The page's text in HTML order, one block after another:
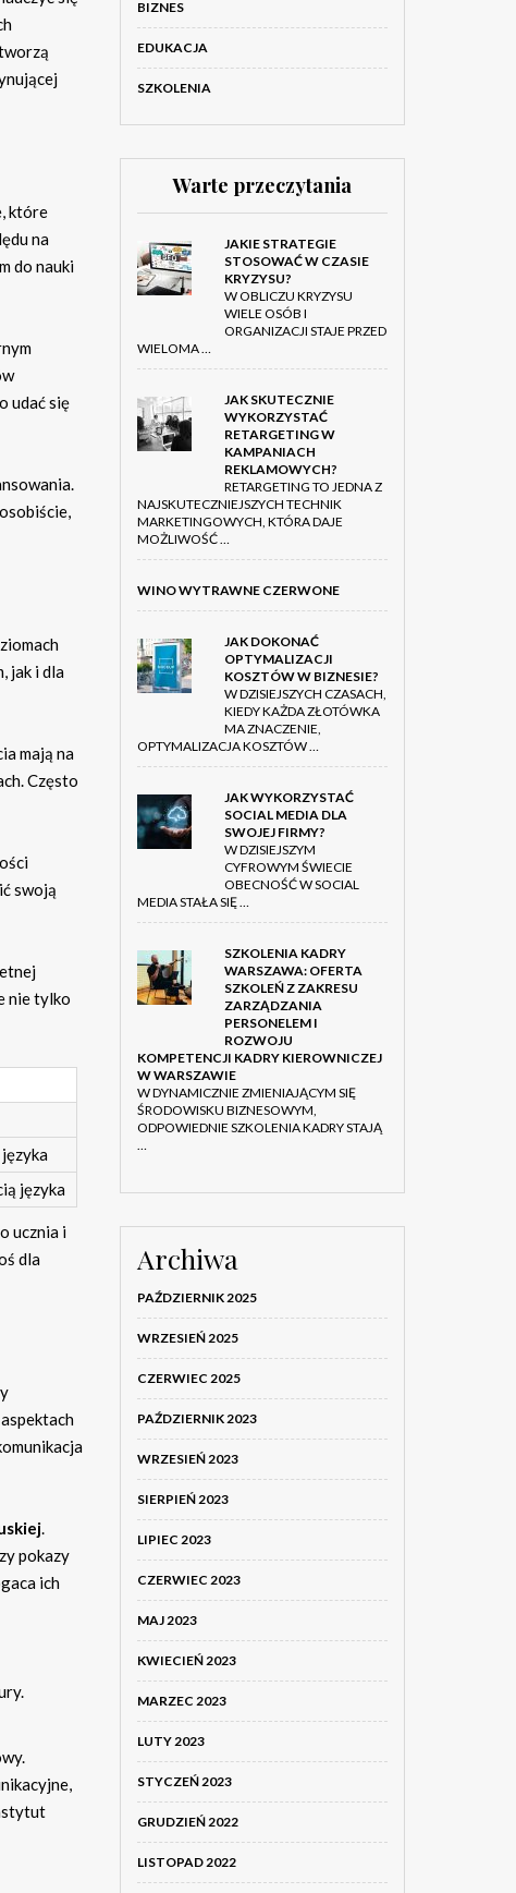
które
na
do nauki
udać się
jak i dla
mają na
Często
swoją
nie tylko
języka
ucznia i
dla
.
pokazy
ich
BIZNES
EDUKACJA
SZKOLENIA
Warte przeczytania
JAKIE STRATEGIE
STOSOWAĆ W CZASIE
KRYZYSU?
W OBLICZU KRYZYSU
WIELE OSÓB I
ORGANIZACJI STAJE PRZED
WIELOMA …
JAK SKUTECZNIE
WYKORZYSTAĆ
RETARGETING W
KAMPANIACH
REKLAMOWYCH?
RETARGETING TO JEDNA Z
NAJSKUTECZNIEJSZYCH TECHNIK
MARKETINGOWYCH, KTÓRA DAJE
MOŻLIWOŚĆ …
WINO WYTRAWNE CZERWONE
JAK DOKONAĆ
OPTYMALIZACJI
KOSZTÓW W BIZNESIE?
W DZISIEJSZYCH CZASACH,
KIEDY KAŻDA ZŁOTÓWKA
MA ZNACZENIE,
OPTYMALIZACJA KOSZTÓW …
JAK WYKORZYSTAĆ
SOCIAL MEDIA DLA
SWOJEJ FIRMY?
W DZISIEJSZYM
CYFROWYM ŚWIECIE
OBECNOŚĆ W SOCIAL
MEDIA STAŁA SIĘ …
SZKOLENIA KADRY
WARSZAWA: OFERTA
SZKOLEŃ Z ZAKRESU
ZARZĄDZANIA
PERSONELEM I
ROZWOJU
KOMPETENCJI KADRY KIEROWNICZEJ
W WARSZAWIE
W DYNAMICZNIE ZMIENIAJĄCYM SIĘ
ŚRODOWISKU BIZNESOWYM,
ODPOWIEDNIE SZKOLENIA KADRY STAJĄ
…
Archiwa
PAŹDZIERNIK 2025
WRZESIEŃ 2025
CZERWIEC 2025
PAŹDZIERNIK 2023
WRZESIEŃ 2023
SIERPIEŃ 2023
LIPIEC 2023
CZERWIEC 2023
MAJ 2023
KWIECIEŃ 2023
MARZEC 2023
LUTY 2023
STYCZEŃ 2023
GRUDZIEŃ 2022
LISTOPAD 2022